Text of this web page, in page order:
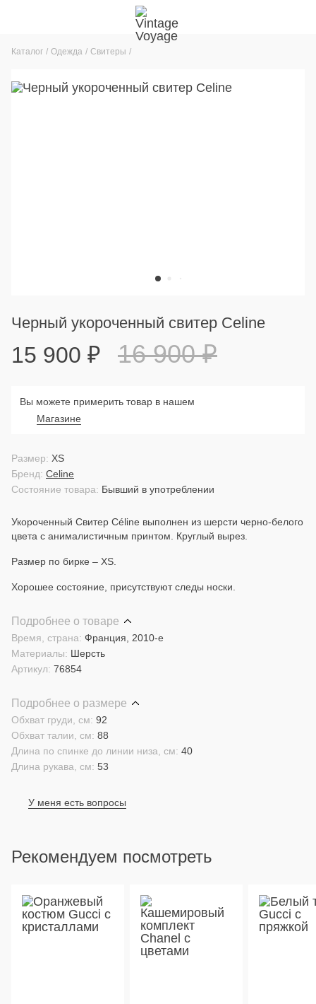
Каталог Одежда Свитеры
Черный укороченный свитер Celine
15 900 ₽ 16 900₽
Вы можете примерить товар в нашем
Магазине
Состояние товара: Бывший в употреблении
Бренд: Celine
Размер: XS
Укороченный Свитер Céline выполнен из шерсти черно-белого
цвета с анималистичным принтом. Круглый вырез.
Размер по бирке – XS.
Хорошее состояние, присутствуют следы носки.
Подробнее о товаре
Материалы: Шерсть
Время, страна: Франция, 2010-е
Артикул: 76854
Подробнее о размере
Длина рукава, см: 53
Длина по спинке до линии низа, см: 40
Обхват талии, см: 88
Обхват груди, см: 92
У меня есть вопросы
Рекомендуем посмотреть